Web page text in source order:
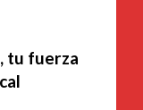
tu fuerza